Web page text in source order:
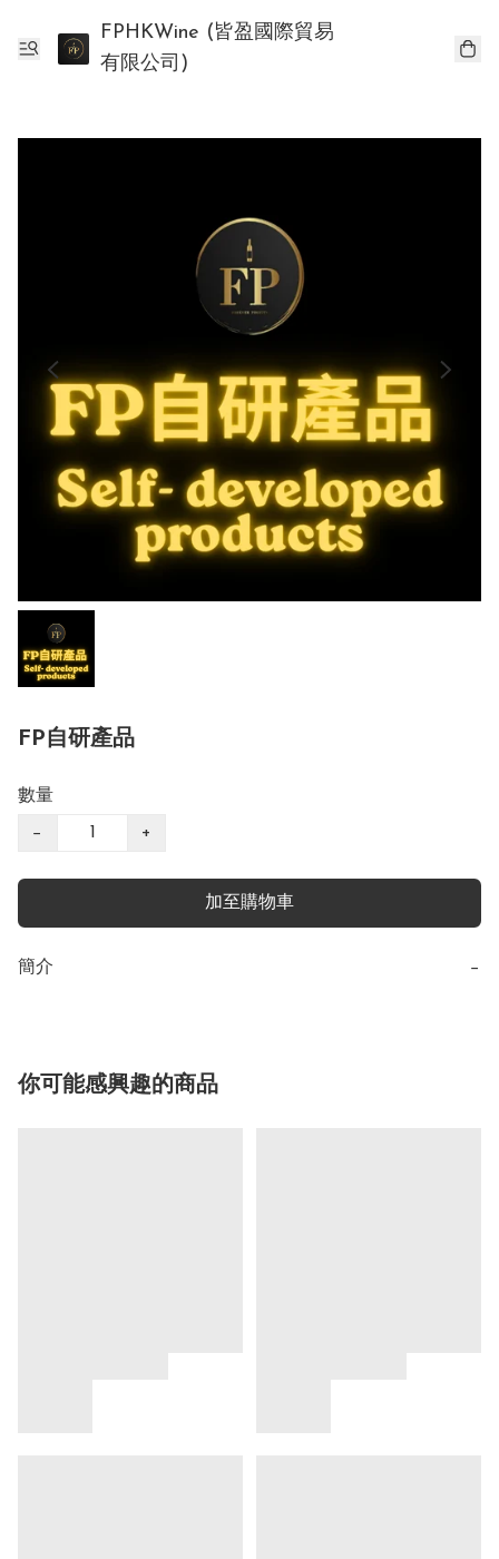
FPHKWine (皆盈國際貿易
有限公司)
FP自研產品
數量
− +
加至購物車
簡介 −
你可能感興趣的商品